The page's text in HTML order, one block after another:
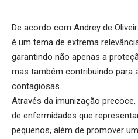
De acordo com Andrey de
é um tema de extrema
garantindo não apenas a
mas também contribuindo para
contagiosas.
Através da imunização
de enfermidades que
pequenos, além de promover